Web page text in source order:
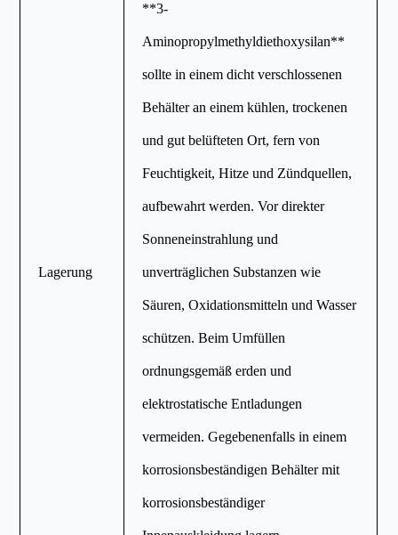
Lagerung
**3-
Aminopropylmethyldiethoxysilan**
sollte in einem dicht verschlossenen
Behälter an einem kühlen, trockenen
und gut belüfteten Ort, fern von
Feuchtigkeit, Hitze und Zündquellen,
aufbewahrt werden. Vor direkter
Sonneneinstrahlung und
unverträglichen Substanzen wie
Säuren, Oxidationsmitteln und Wasser
schützen. Beim Umfüllen
ordnungsgemäß erden und
elektrostatische Entladungen
vermeiden. Gegebenenfalls in einem
korrosionsbeständigen Behälter mit
korrosionsbeständiger